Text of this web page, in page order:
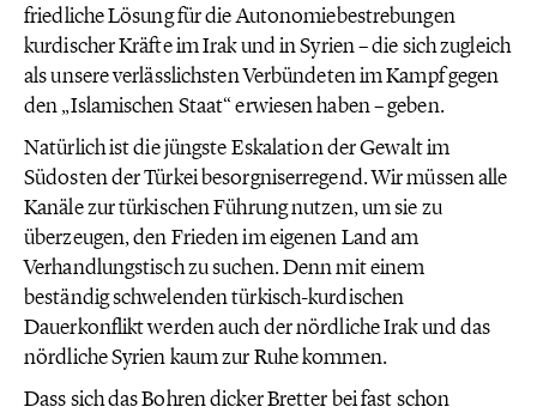
friedliche Lösung für die Autonomiebestrebungen
kurdischer Kräfte im Irak und in Syrien – die sich zugleich
als unsere verlässlichsten Verbündeten im Kampf gegen
den „Islamischen Staat“ erwiesen haben – geben.
Natürlich ist die jüngste Eskalation der Gewalt im
Südosten der Türkei besorgniserregend. Wir müssen alle
Kanäle zur türkischen Führung nutzen, um sie zu
überzeugen, den Frieden im eigenen Land am
Verhandlungstisch zu suchen. Denn mit einem
beständig schwelenden türkisch-kurdischen
Dauerkonflikt werden auch der nördliche Irak und das
nördliche Syrien kaum zur Ruhe kommen.
Dass sich das Bohren dicker Bretter bei fast schon